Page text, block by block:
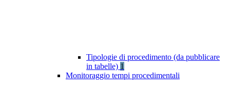
Tipologie di procedimento (da pubblicare
in tabelle) 1
Monitoraggio tempi procedimentali